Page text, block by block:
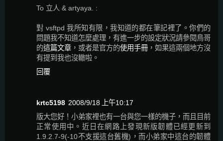
To 立人 & artyaya. :
對 vsftpd 我所知有限，我知道的都在筆記裡了。你們的
問題我不知道怎麼處理，有進一步的設定狀況請參閱鳥哥
的這篇文章 ，或者是官方的使用手冊 ，如果這兩個地方沒
有提到我也沒轍啦。
回覆
krtc5198 2008/9/18 上午10:17
版大您好！小弟家裡也有一台與您一樣的機子，而且目前
正常使用中。近日在網路上發現新版韌體已經更新到
1.9.2.7-9(-10不支援這台舊機)，而小弟家中這台的韌體